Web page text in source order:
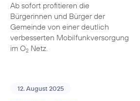
Ab sofort profitieren die
Bürgerinnen und Bürger der
Gemeinde von einer deutlich
verbesserten Mobilfunkversorgung
im O2Netz.
12. August 2025